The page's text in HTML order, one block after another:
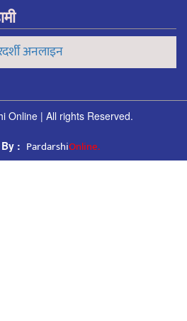
अनलाइन
Online | All rights Reserved.
: PardarshiOnline.